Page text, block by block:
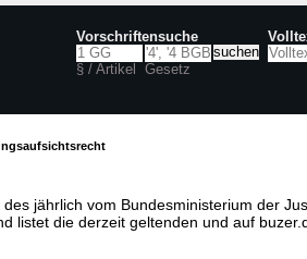
Vorschriftensuche
§ / Artikel Gesetz
jährlich vom Bundesministerium der
listet die derzeit geltenden und auf